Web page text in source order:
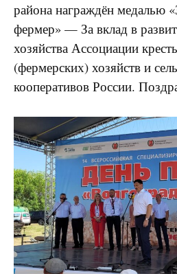
района награждён медалью
фермер» — За вклад в
хозяйства Ассоциации
(фермерских) хозяйств и
кооперативов России.